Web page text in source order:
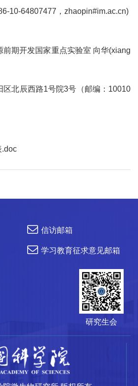
10-64807477 ， zhaopin#im.ac.cn)
前期开发国家重点实验室 向华(xiang
区北辰西路1号院3号（邮编： 10010
.doc
信访邮箱
学习教育征求意见邮箱
研究生会